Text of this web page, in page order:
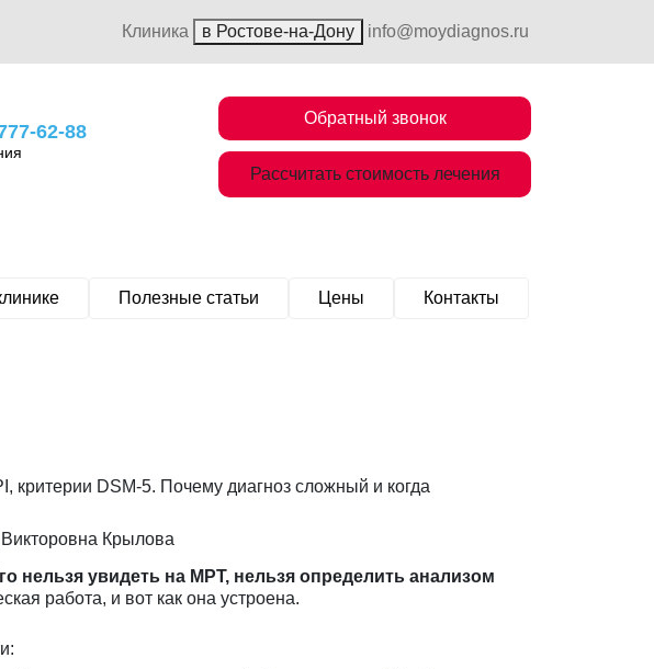
Клиника в Ростове-на-Дону info@moydiagnos.ru
62-88
Обратный звонок
Рассчитать стоимость лечения
Полезные статьи Цены Контакты
критерии DSM-5. Почему диагноз сложный и когда
Крылова
нельзя увидеть на МРТ, нельзя определить анализом
работа, и вот как она устроена.